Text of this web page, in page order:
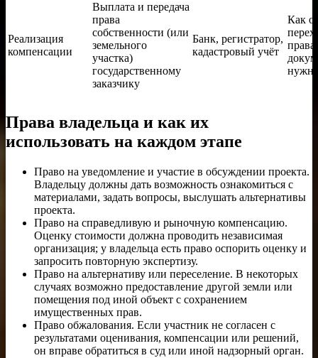
Реализация
компенсации
Выплата и передача
права
собственности (или
земельного
участка)
государственному
заказчику
Банк, регистратор,
кадастровый учёт
Как
Права владельца и как их
использовать на каждом этапе
Право на уведомление и участие в обсуждении проекта.
Владельцу должны дать возможность ознакомиться с
материалами, задать вопросы, выслушать альтернативы
проекта.
Право на справедливую и рыночную компенсацию.
Оценку стоимости должна проводить независимая
организация; у владельца есть право оспорить оценку и
запросить повторную экспертизу.
Право на альтернативу или переселение. В некоторых
случаях возможно предоставление другой земли или
помещения под иной объект с сохранением
имущественных прав.
Право обжалования. Если участник не согласен с
результатами оценивания, компенсации или решений,
он вправе обратиться в суд или иной надзорный орган.